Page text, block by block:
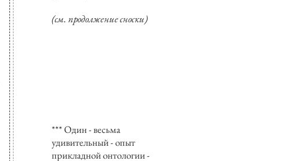
(см. продолжение сноски)
*** Один - весьма
удивительный - опыт
прикладной онтологии -